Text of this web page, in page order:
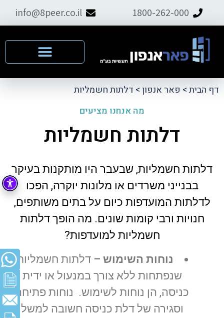
1800-262-000
info@8peer.co.il
דף הבית> פאר אנפון> דלתות חשמליות
מה אנחנו מציעים
דלתות חשמליות
דלתות חשמליות, שבעבר היו מותקנות בעיקר
בבנייני משרדים או מלונות יוקרה, הפכו
לדלתות המועדפות כיום על בתים משותפים,
חנויות ורבי קומות שונים. מה הופך דלתות
חשמליות למועדפות?
נוחות השימוש – דלתות חשמליות
שנפתחות ללא צורך במנעול או ידית
כניסה, הן נוחות לשימוש. נוחות פתיחה
וסגירה של דלת כניסה חשובה למשל